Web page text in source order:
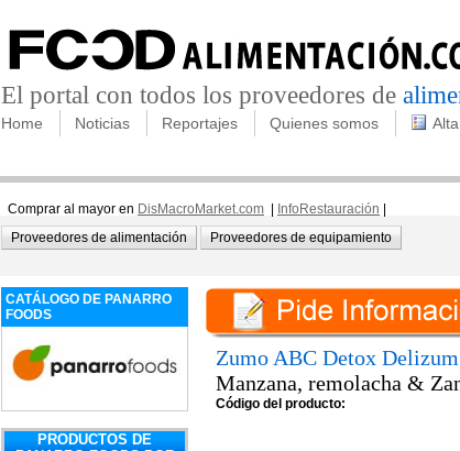
El portal con todos los proveedores de
Home Noticias Reportajes Quienes somos
Comprar al mayor en DisMacroMarket.com InfoRestauración
Proveedores de alimentación
Proveedores de equipamiento
CATÁLOGO DE PANARRO
FOODS
PRODUCTOS DE
Zumo ABC Detox Delizum
Manzana, remolacha &
Código del producto: